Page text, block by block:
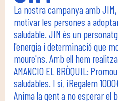
La nostra campanya amb
motivar les persones a
saludable. JIM és un
l'energia i determinació que
moure'ns. Amb ell hem
AMANCIO EL BRÒQUIL:
saludables. I sí, ¡Regalem
Anima la gent a no esperar el